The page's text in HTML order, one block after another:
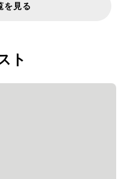
を見る
ト